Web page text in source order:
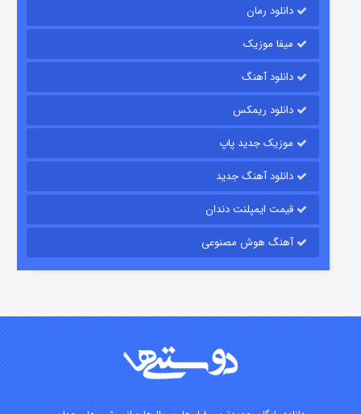
قسمت
قسمت۲ (دوبله) منتشر شد
دانلود رمان
میفا موزیک
دانلود آهنگ
دانلود ریمکس
موزیک جدید پاپ
دانلود آهنگ جدید
قیمت ایمپلنت دندان
آهنگ هوش مصنوعی